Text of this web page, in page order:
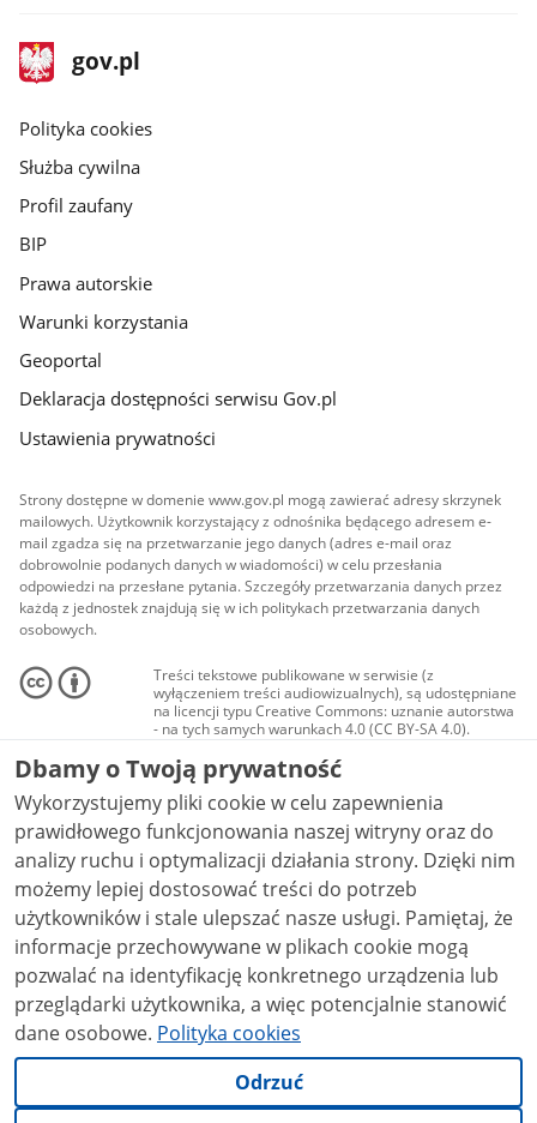
stopka
gov.pl
Strona
gov.pl
gov.pl
Polityka cookies
Służba cywilna
Profil zaufany
BIP
Prawa autorskie
Warunki korzystania
Geoportal
Deklaracja dostępności serwisu Gov.pl
Ustawienia prywatności
Strony dostępne w domenie www.gov.pl mogą zawierać adresy skrzynek
mailowych. Użytkownik korzystający z odnośnika będącego adresem e-
mail zgadza się na przetwarzanie jego danych (adres e-mail oraz
dobrowolnie podanych danych w wiadomości) w celu przesłania
odpowiedzi na przesłane pytania. Szczegóły przetwarzania danych przez
każdą z jednostek znajdują się w ich politykach przetwarzania danych
osobowych.
Treści tekstowe publikowane w serwisie (z
wyłączeniem treści audiowizualnych), są udostępniane
na licencji typu Creative Commons: uznanie autorstwa
- na tych samych warunkach 4.0 (CC BY-SA 4.0).
Materiały audiowizualne, w tym zdjęcia, materiały
audio i wideo, są udostępniane na licencji typu
Creative Commons: uznanie autorstwa użycie
niekomercyjne - bez utworów zależnych 4.0 (CC BY-
NC-ND 4.0), o ile nie jest to stwierdzone inaczej.
Dbamy o Twoją prywatność
Wykorzystujemy pliki cookie w celu zapewnienia
prawidłowego funkcjonowania naszej witryny oraz do
analizy ruchu i optymalizacji działania strony. Dzięki nim
możemy lepiej dostosować treści do potrzeb
użytkowników i stale ulepszać nasze usługi. Pamiętaj, że
informacje przechowywane w plikach cookie mogą
pozwalać na identyfikację konkretnego urządzenia lub
przeglądarki użytkownika, a więc potencjalnie stanowić
dane osobowe. Polityka cookies
Odrzuć